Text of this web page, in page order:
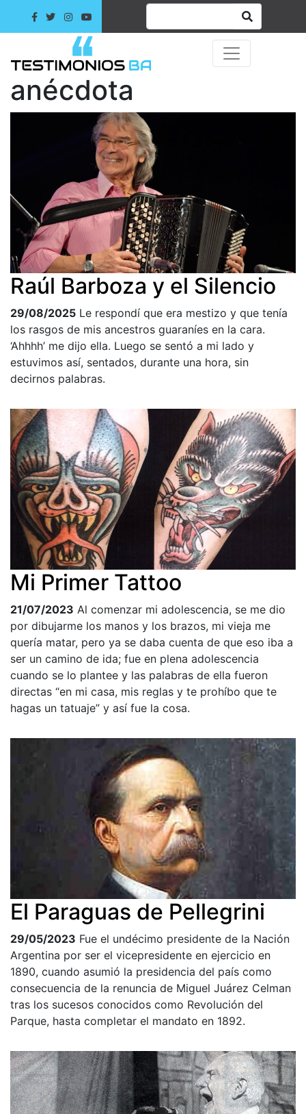
anécdota
Raúl Barboza y el Silencio
29/08/2025 Le respondí que era mestizo y que tenía
los rasgos de mis ancestros guaraníes en la cara.
‘Ahhhh’ me dijo ella. Luego se sentó a mi lado y
estuvimos así, sentados, durante una hora, sin
decirnos palabras.
Mi Primer Tattoo
21/07/2023 Al comenzar mi adolescencia, se me dio
por dibujarme los manos y los brazos, mi vieja me
quería matar, pero ya se daba cuenta de que eso iba a
ser un camino de ida; fue en plena adolescencia
cuando se lo plantee y las palabras de ella fueron
directas “en mi casa, mis reglas y te prohíbo que te
hagas un tatuaje” y así fue la cosa.
El Paraguas de Pellegrini
29/05/2023 Fue el undécimo presidente de la Nación
Argentina por ser el vicepresidente en ejercicio en
1890, cuando asumió la presidencia del país como
consecuencia de la renuncia de Miguel Juárez Celman
tras los sucesos conocidos como Revolución del
Parque, hasta completar el mandato en 1892.